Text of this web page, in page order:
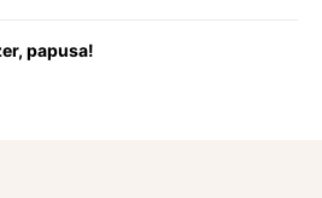
papusa!